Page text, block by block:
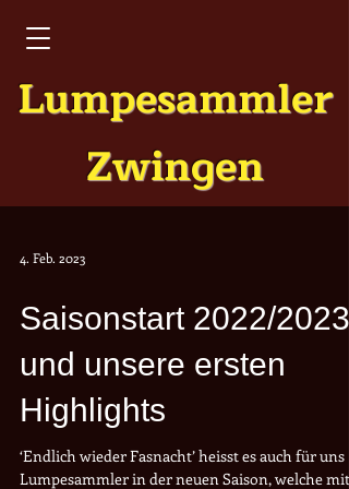
Lumpesammler
Zwingen
4. Feb. 2023
Saisonstart 2022/2023
und unsere ersten
Highlights
‘Endlich wieder Fasnacht’ heisst es auch für uns
Lumpesammler in der neuen Saison, welche mit